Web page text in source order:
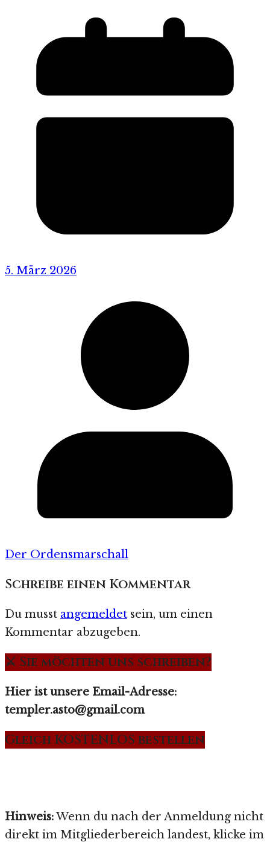
5. März 2026
Der Ordensmarschall
Schreibe einen Kommentar
Du musst angemeldet sein, um einen
Kommentar abzugeben.
⚔️ Sie möchten uns schreiben?
Hier ist unsere Email-Adresse:
templer.asto@gmail.com
Gleich KOSTENLOS bestellen
Hinweis:Wenn du nach der Anmeldung nicht
direkt im Mitgliederbereich landest, klicke im